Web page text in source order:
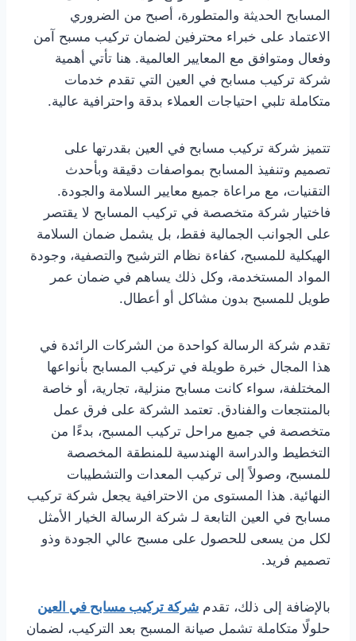
المسابح الحديثة والمتطورة، أصبح من الضروري
الاعتماد على خبراء محترفين لضمان تركيب مسبح آمن
وفعال ومتوافق مع المعايير العالمية. هنا تأتي أهمية
شركة تركيب مسابح في العين التي تقدم خدمات
متكاملة تلبي احتياجات العملاء بدقة واحترافية عالية.
تتميز شركة تركيب مسابح في العين بقدرتها على
تصميم وتنفيذ المسابح بمواصفات دقيقة وبأحدث
التقنيات، مع مراعاة جميع معايير السلامة والجودة.
فاختيار شركة متخصصة في تركيب المسابح لا يقتصر
على الجوانب الجمالية فقط، بل يشمل ضمان السلامة
الهيكلية للمسبح، كفاءة نظام الترشيح والتصفية، وجودة
المواد المستخدمة، وكل ذلك يساهم في ضمان عمر
طويل للمسبح بدون مشاكل أو أعطال.
تقدم شركة الرسالة كواحدة من الشركات الرائدة في
هذا المجال خبرة طويلة في تركيب المسابح بأنواعها
المختلفة، سواء كانت مسابح منزلية، تجارية، أو خاصة
بالمنتجعات والفنادق. تعتمد الشركة على فرق عمل
متخصصة في جميع مراحل تركيب المسبح، بدءًا من
التخطيط والدراسة الهندسية للمنطقة المخصصة
للمسبح، وصولاً إلى تركيب المعدات والتشطيبات
النهائية. هذا المستوى من الاحترافية يجعل شركة تركيب
مسابح في العين التابعة لـ شركة الرسالة الخيار الأمثل
لكل من يسعى للحصول على مسبح عالي الجودة وذو
تصميم فريد.
بالإضافة إلى ذلك، تقدم شركة تركيب مسابح في العين
حلولًا متكاملة تشمل صيانة المسبح بعد التركيب، لضمان